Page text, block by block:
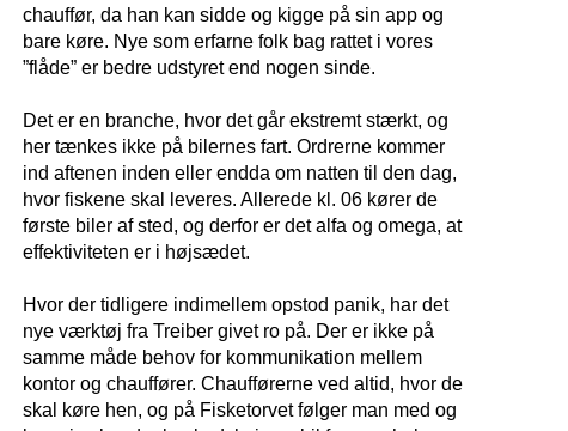
chauffør, da han kan sidde og kigge på sin app og
bare køre. Nye som erfarne folk bag rattet i vores
”flåde” er bedre udstyret end nogen sinde.
Det er en branche, hvor det går ekstremt stærkt, og
her tænkes ikke på bilernes fart. Ordrerne kommer
ind aftenen inden eller endda om natten til den dag,
hvor fiskene skal leveres. Allerede kl. 06 kører de
første biler af sted, og derfor er det alfa og omega, at
effektiviteten er i højsædet.
Hvor der tidligere indimellem opstod panik, har det
nye værktøj fra Treiber givet ro på. Der er ikke på
samme måde behov for kommunikation mellem
kontor og chauffører. Chaufførerne ved altid, hvor de
skal køre hen, og på Fisketorvet følger man med og